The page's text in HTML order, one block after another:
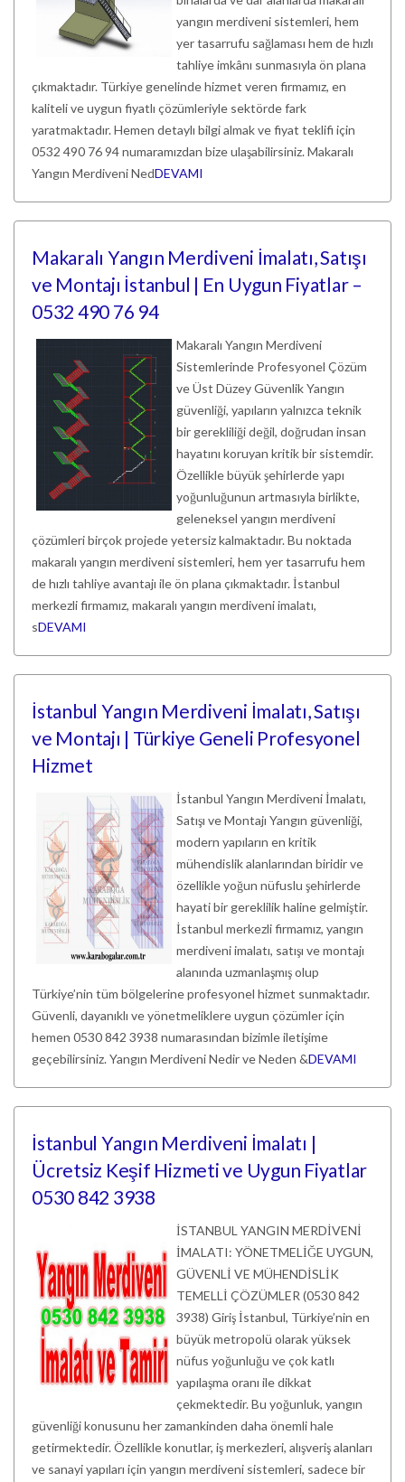
yangın merdiveni sistemleri, hem
yer tasarrufu sağlaması hem de hızlı
tahliye imkânı sunmasıyla ön plana
çıkmaktadır. Türkiye genelinde hizmet veren firmamız, en
kaliteli ve uygun fiyatlı çözümleriyle sektörde fark
yaratmaktadır. Hemen detaylı bilgi almak ve fiyat teklifi için
0532 490 76 94 numaramızdan bize ulaşabilirsiniz. Makaralı
Yangın Merdiveni NedDEVAMI
Makaralı Yangın Merdiveni İmalatı, Satışı
ve Montajı İstanbul | En Uygun Fiyatlar –
0532 490 76 94
Makaralı Yangın Merdiveni
Sistemlerinde Profesyonel Çözüm
ve Üst Düzey Güvenlik Yangın
güvenliği, yapıların yalnızca teknik
bir gerekliliği değil, doğrudan insan
hayatını koruyan kritik bir sistemdir.
Özellikle büyük şehirlerde yapı
yoğunluğunun artmasıyla birlikte,
geleneksel yangın merdiveni
çözümleri birçok projede yetersiz kalmaktadır. Bu noktada
makaralı yangın merdiveni sistemleri, hem yer tasarrufu hem
de hızlı tahliye avantajı ile ön plana çıkmaktadır. İstanbul
merkezli firmamız, makaralı yangın merdiveni imalatı,
sDEVAMI
İstanbul Yangın Merdiveni İmalatı, Satışı
ve Montajı | Türkiye Geneli Profesyonel
Hizmet
İstanbul Yangın Merdiveni İmalatı,
Satışı ve Montajı Yangın güvenliği,
modern yapıların en kritik
mühendislik alanlarından biridir ve
özellikle yoğun nüfuslu şehirlerde
hayati bir gereklilik haline gelmiştir.
İstanbul merkezli firmamız, yangın
merdiveni imalatı, satışı ve montajı
alanında uzmanlaşmış olup
Türkiye’nin tüm bölgelerine profesyonel hizmet sunmaktadır.
Güvenli, dayanıklı ve yönetmeliklere uygun çözümler için
hemen 0530 842 3938 numarasından bizimle iletişime
geçebilirsiniz. Yangın Merdiveni Nedir ve Neden &DEVAMI
İstanbul Yangın Merdiveni İmalatı |
Ücretsiz Keşif Hizmeti ve Uygun Fiyatlar
0530 842 3938
İSTANBUL YANGIN MERDİVENİ
İMALATI: YÖNETMELİĞE UYGUN,
GÜVENLİ VE MÜHENDİSLİK
TEMELLİ ÇÖZÜMLER (0530 842
3938) Giriş İstanbul, Türkiye’nin en
büyük metropolü olarak yüksek
nüfus yoğunluğu ve çok katlı
yapılaşma oranı ile dikkat
çekmektedir. Bu yoğunluk, yangın
güvenliği konusunu her zamankinden daha önemli hale
getirmektedir. Özellikle konutlar, iş merkezleri, alışveriş alanları
ve sanayi yapıları için yangın merdiveni sistemleri, sadece bir